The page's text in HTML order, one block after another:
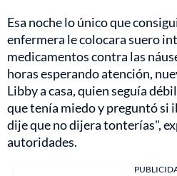
Esa noche lo único que
enfermera le colocara suero
medicamentos contra las
horas esperando atención,
Libby a casa, quien seguía
que tenía miedo y preguntó si
dije que no dijera tonterías",
autoridades.